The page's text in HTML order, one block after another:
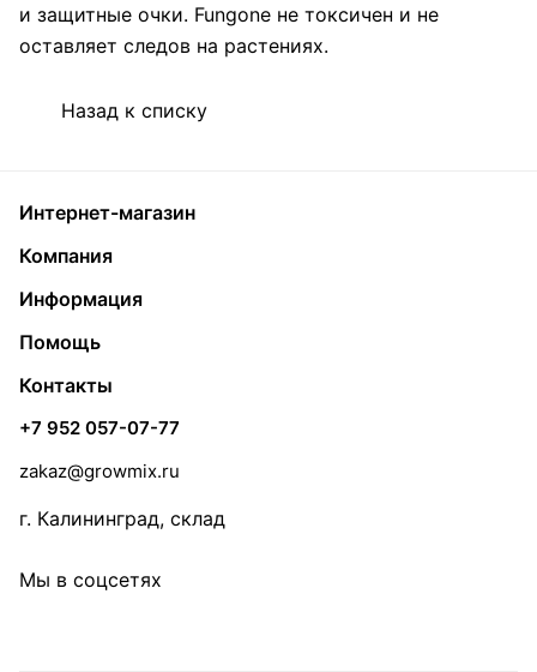
и защитные очки. Fungone не токсичен и не
оставляет следов на растениях.
Назад к списку
Интернет-магазин
Компания
Информация
Помощь
Контакты
+7 952 057-07-77
zakaz@growmix.ru
г. Калининград, склад
Мы в соцсетях